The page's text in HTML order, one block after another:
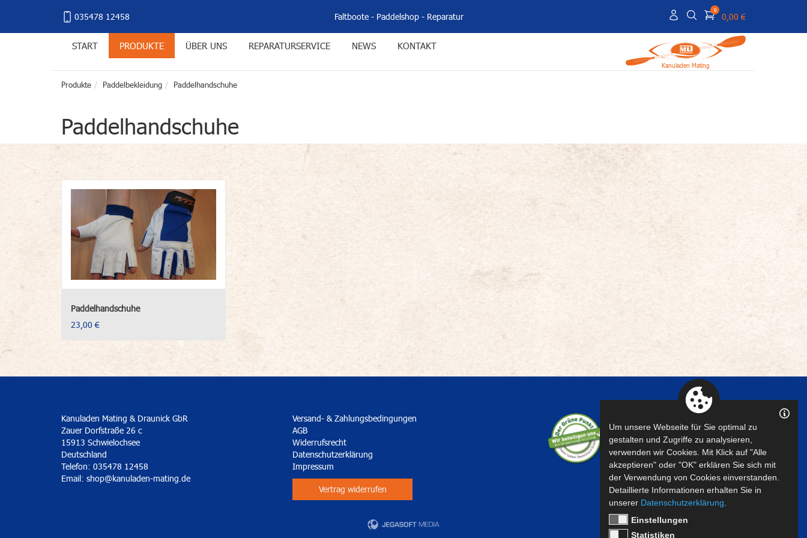
035478 12458 Faltboote- Paddelshop- Reparatur
0
0,00 €
START PRODUKTE ÜBER UNS REPARATURSERVICE NEWS KONTAKT
Kanuladen Mating
Produkte Paddelbekleidung Paddelhandschuhe
Paddelhandschuhe
Paddelhandschuhe
23,00 €
Kanuladen Mating & Draunick GbR
Zauer Dorfstraße 26 c
15913 Schwielochsee
Deutschland
Telefon: 035478 12458
Email: shop@kanuladen-mating.de
Versand- & Zahlungsbedingungen
AGB
Widerrufsrecht
Datenschutzerklärung
Impressum
Vertrag widerrufen
Um unsere Webseite für Sie optimal zu
gestalten und Zugriffe zu analysieren,
verwenden wir Cookies. Mit Klick auf "Alle
akzeptieren" oder "OK" erklären Sie sich mit
der Verwendung von Cookies einverstanden.
Detaillierte Informationen erhalten Sie in
unserer Datenschutzerklärung
Einstellungen
Statistiken